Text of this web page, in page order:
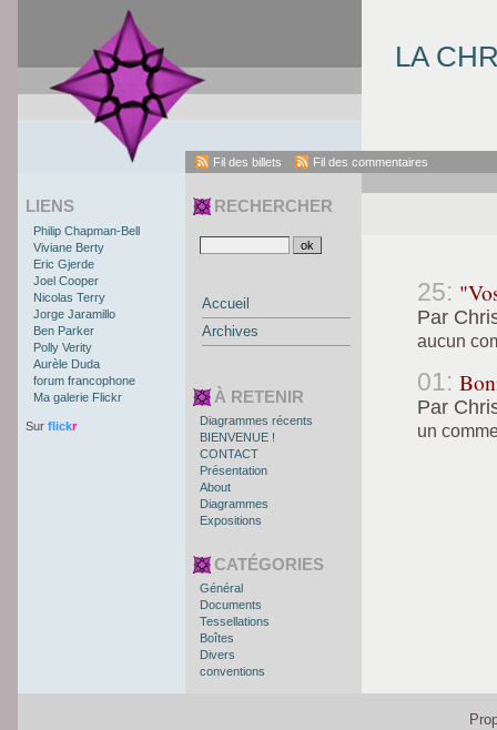
LA
25:
Par
aucun
01:
Par
un
RECHERCHER
Accueil
Archives
À RETENIR
Diagrammes récents
BIENVENUE !
CONTACT
Présentation
About
Diagrammes
Expositions
CATÉGORIES
Général
Documents
Tessellations
Boîtes
Divers
conventions
Fil des billets Fil des commentaires
LIENS
Philip Chapman-Bell
Viviane Berty
Eric Gjerde
Joel Cooper
Nicolas Terry
Jorge Jaramillo
Ben Parker
Polly Verity
Aurèle Duda
forum francophone
Ma galerie Flickr
Sur flickr